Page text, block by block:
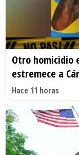
Otro homicidio
estremece a
Hace 11 horas